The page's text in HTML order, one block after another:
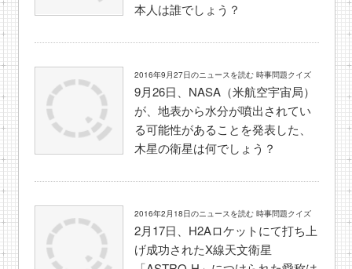
本人は誰でしょう？
2016年9月27日のニュースを読む 時事問題クイズ
9月26日、NASA（米航空宇宙局）
が、地表から水分が噴出されてい
る可能性があることを発表した、
木星の衛星は何でしょう？
2016年2月18日のニュースを読む 時事問題クイズ
2月17日、H2Aロケットにて打ち上
げ成功されたX線天文衛星